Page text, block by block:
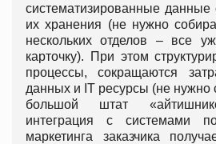
систематизированные данные
их хранения (не нужно
нескольких отделов – все
карточку). При этом
процессы, сокращаются
данных и IT ресурсы (не нужно
большой штат
интеграция с системами
маркетинга заказчика